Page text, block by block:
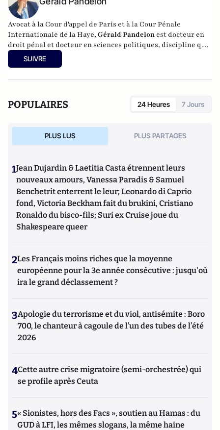
Avocat à la Cour d'appel de Paris et à la Cour Pénale
Internationale de la Haye, Gérald Pandelon est docteur en
droit pénal et docteur en sciences politiques, discipline qu'il
a enseignée pendant 15 ans. Gérald Pandelon est Président
de l'Association française des professionnels de la justice et
pénale; publié aux éditions Valensin (2015),La face cachée
métier d'avocat en France(PUF, 2017) et
(Max Milo, 2020).
SUIVRE
POPULAIRES 24 Heures 7 Jours
PLUS LUS PLUS PARTAGES
1Jean Dujardin & Laetitia Casta étrennent leurs
nouveaux amours, Vanessa Paradis & Samuel
Benchetrit enterrent le leur; Leonardo di Caprio
fond, Victoria Beckham fait du brukini, Cristiano
Ronaldo du bisco-fils; Suri ex Cruise joue du
Shakespeare queer
2Les Français moins riches que la moyenne
européenne pour la 3e année consécutive : jusqu'où
ira le grand déclassement ?
3Apologie du terrorisme et du viol, antisémite : Boro
700, le chanteur à cagoule de l’un des tubes de l’été
2026
4Cette autre crise migratoire (semi-orchestrée) qui
se profile après Ceuta
5« Sionistes, hors des Facs », soutien au Hamas : du
GUD à LFI, les mêmes slogans, la même haine